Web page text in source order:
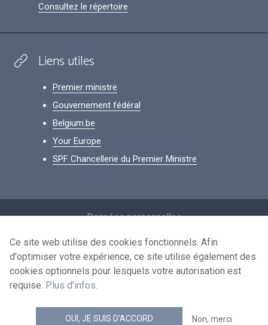
Consultez le répertoire
Liens utiles
Premier ministre
Gouvernement fédéral
Belgium.be
Your Europe
SPF Chancellerie du Premier Ministre
Données personnelles
Conditions de réutilisation
Contactez-nous
news.belgium flux RSS
Ce site web utilise des cookies fonctionnels. Afin
d'optimiser votre expérience, ce site utilise également des
cookies optionnels pour lesquels votre autorisation est
requise. Plus d'infos.
OUI, JE SUIS D'ACCORD Non, merci